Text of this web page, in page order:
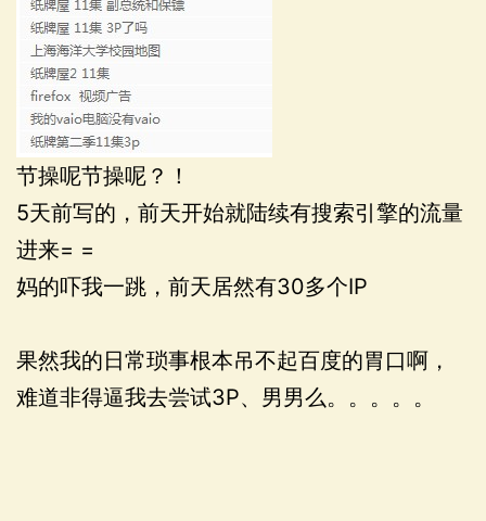
节操呢节操呢？！
5天前写的，前天开始就陆续有搜索引擎的流量
进来= =
妈的吓我一跳，前天居然有30多个IP
果然我的日常琐事根本吊不起百度的胃口啊，
难道非得逼我去尝试3P、男男么。。。。。